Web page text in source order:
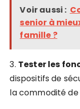
Voir aussi :
senior à
famille ?
3. Tester les
dispositifs de
la commodité de